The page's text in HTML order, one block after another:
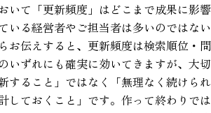
いて「更新頻度」はどこまで成果に影響
いる経営者やご担当者は多いのではない
お伝えすると、更新頻度は検索順位・問
いずれにも確実に効いてきますが、大切
すること」ではなく「無理なく続けられ
しておくこと」です。作って終わりでは